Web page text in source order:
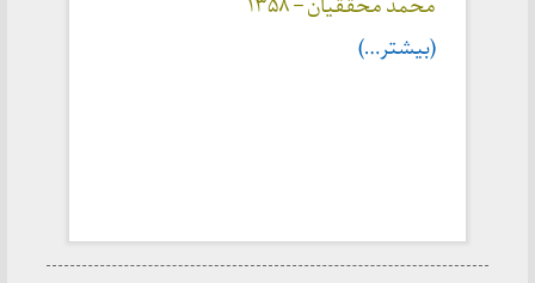
(بیشتر…)